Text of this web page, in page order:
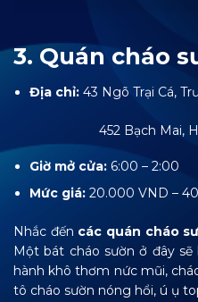
3. Quán cháo
Địa chỉ: 43 Ngõ Trại Cá,
452 Bạch Mai, Hai
Giờ mở cửa: 6:00 – 2:00
Mức giá: 20.000 VND –
Nhắc đến các quán cháo
Một bát cháo sườn ở đây
hành khô thơm nức mũi,
tô cháo sườn nóng hổi, ú ụ